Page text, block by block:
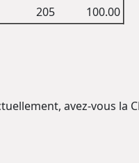
205 100.00
avez-vous la